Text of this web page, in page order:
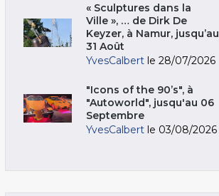
« Sculptures dans la
Ville », … de Dirk De
Keyzer, à Namur, jusqu’au
31 Août
YvesCalbert le 28/07/2026
"Icons of the 90’s", à
"Autoworld", jusqu'au 06
Septembre
YvesCalbert le 03/08/2026